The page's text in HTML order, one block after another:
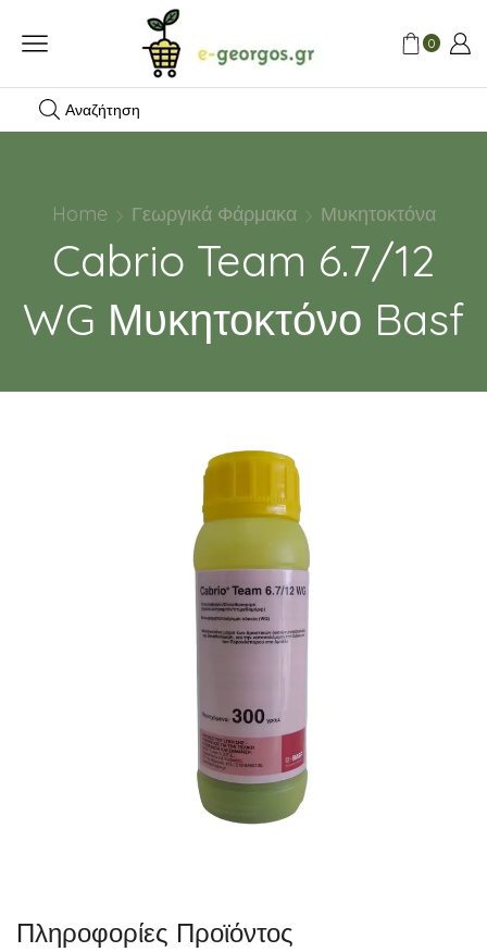
0
Αναζήτηση
Home Γεωργικά Φάρμακα Μυκητοκτόνα
Cabrio Team 6.7/12
WG Μυκητοκτόνο Basf
Πληροφορίες Προϊόντος